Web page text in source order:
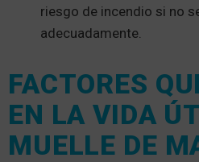
riesgo de incendio si no
adecuadamente.
FACTORES
EN LA VIDA
MUELLE DE